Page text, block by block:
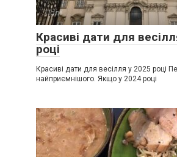
Події
Красиві дати для
році
Красиві дати для весілля у 2025 році
найприємнішого. Якщо у 2024 році